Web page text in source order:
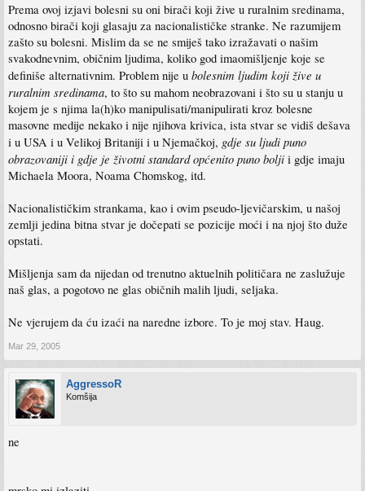
Prema ovoj izjavi bolesni su oni birači koji žive u ruralnim sredinama,
odnosno birači koji glasaju za nacionalističke stranke. Ne razumijem
zašto su bolesni. Mislim da se ne smiješ tako izražavati o našim
svakodnevnim, običnim ljudima, koliko god imaomišljenje koje se
definiše alternativnim. Problem nije u bolesnim ljudim koji žive u
ruralnim sredinama, to što su mahom neobrazovani i što su u stanju u
kojem je s njima la(h)ko manipulisati/manipulirati kroz bolesne
masovne medije nekako i nije njihova krivica, ista stvar se vidiš dešava
i u USA i u Velikoj Britaniji i u Njemačkoj, gdje su ljudi puno
obrazovaniji i gdje je životni standard općenito puno bolji i gdje imaju
Michaela Moora, Noama Chomskog, itd.
Nacionalističkim strankama, kao i ovim pseudo-ljevičarskim, u našoj
zemlji jedina bitna stvar je dočepati se pozicije moći i na njoj što duže
opstati.
Mišljenja sam da nijedan od trenutno aktuelnih političara ne zaslužuje
naš glas, a pogotovo ne glas običnih malih ljudi, seljaka.
Ne vjerujem da ću izaći na naredne izbore. To je moj stav. Haug.
Mar 29, 2005
AggressoR
Komšija
ne